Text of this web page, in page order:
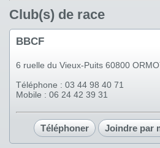
Club(s) de race
BBCF
6 ruelle du Vieux-Puits 60800
Téléphone : 03 44 98 40 71
Mobile : 06 24 42 39 31
Téléphoner Joindre par